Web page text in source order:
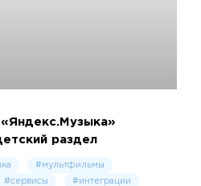
раздел
#мультфильмы
#сервисы #интеграции